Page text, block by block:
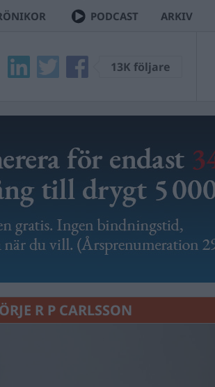
PODCAST ARKIV
13K följare
R P CARLSSON